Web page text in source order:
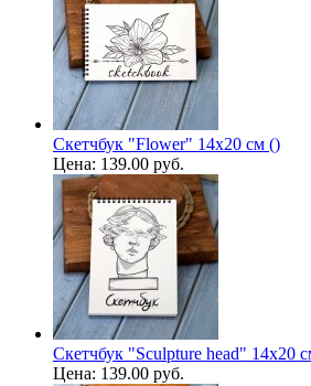
Скетчбук "Flower" 14х20 см ()
Цена: 139.00 руб.
Скетчбук "Sculpture head" 14х20
Цена: 139.00 руб.